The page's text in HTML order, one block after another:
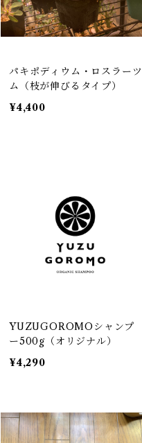
パキポディウム・ロスラーツ
ム（枝が伸びるタイプ）
¥4,400
YUZUGOROMOシャンプ
ー500g（オリジナル）
¥4,290